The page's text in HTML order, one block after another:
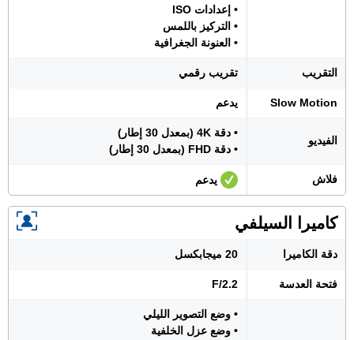
• إعدادات ISO
• التركيز باللمس
• العنونة الجغرافية
التقريب تقريب رقمي
Slow Motion يدعم
الفيديو
• دقة 4K (بمعدل 30 إطار)
• دقة FHD (بمعدل 30 إطار)
فلاش يدعم
كاميرا السيلفي
دقة الكاميرا 20 ميجابكسل
فتحة العدسة F/2.2
• وضع التصوير الليلي
• وضع عزل الخلفية